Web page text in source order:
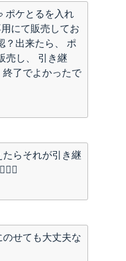
ポケとるを入れ
にて販売してお
？出来たら、 ポ
売し、 引き継
終了でよかったで
らそれが引き継
せても大丈夫な